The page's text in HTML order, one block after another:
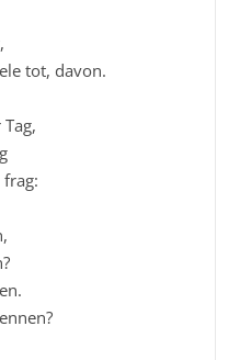
tot, davon.